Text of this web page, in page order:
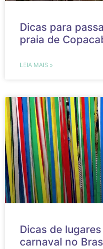
Dicas para
praia de
LEIA MAIS »
Dicas de
carnaval no